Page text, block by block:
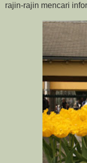
rajin-rajin mencari